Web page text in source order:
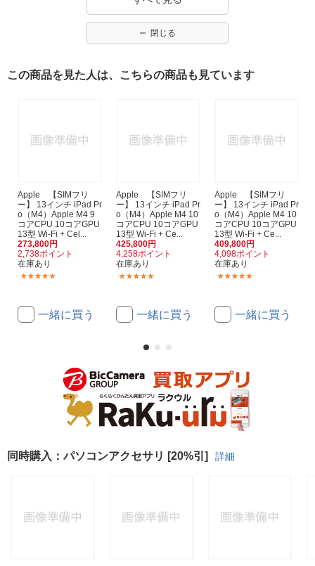
閉じる
この商品を見た人は、こちらの商品も見ています
Apple 【SIMフリ
ー】 13インチ iPad Pr
o（M4）Apple M4 9
コアCPU 10コアGPU
13型 Wi-Fi + Cel...
273,800円
2,738ポイント
在庫あり
一緒に買う
Apple 【SIMフリ
ー】 13インチ iPad Pr
o（M4）Apple M4 10
コアCPU 10コアGPU
13型 Wi-Fi + Ce...
425,800円
4,258ポイント
在庫あり
一緒に買う
Apple 【SIMフリ
ー】 13インチ iPad Pr
o（M4）Apple M4 10
コアCPU 10コアGPU
13型 Wi-Fi + Ce...
409,800円
4,098ポイント
在庫あり
一緒に買う
同時購入：パソコンアクセサリ [20%引] 詳細